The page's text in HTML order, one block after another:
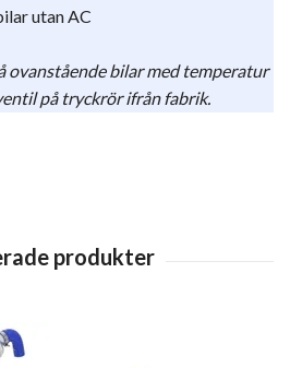
utan AC
ovanstående bilar med temperatur
på tryckrör ifrån fabrik.